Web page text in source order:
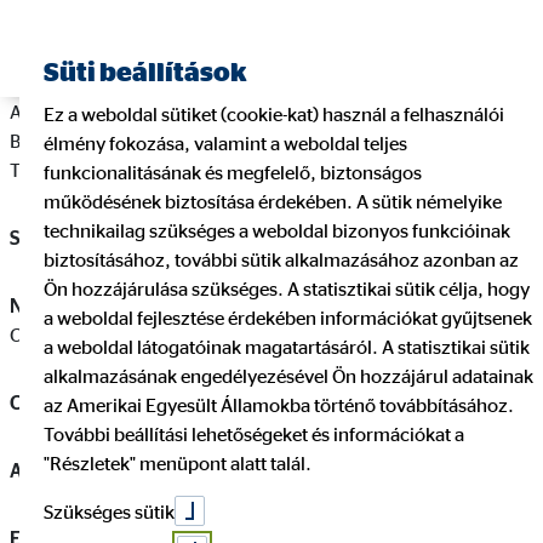
A szolgáltató neve: OVB Vermögensberatung Általános
Biztosítási és Pénzügyi Szolgáltató Korlátolt Felelősségű
Társaság
Székhely:1138 Budapest, Váci út 140.
Nyilvántartásba bejegyző bíróság:
Fővárosi Törvényszék
Cégbírósága
Cégjegyzékszám:01‐09‐724845
Adószám:13231796-2-41
Elérhetőségek:
Süti beállítások
Ez a weboldal sütiket (cookie-kat) használ a felhasználói
élmény fokozása, valamint a weboldal teljes
funkcionalitásának és megfelelő, biztonságos
működésének biztosítása érdekében. A sütik némelyike
technikailag szükséges a weboldal bizonyos funkcióinak
biztosításához, további sütik alkalmazásához azonban az
Ön hozzájárulása szükséges. A statisztikai sütik célja, hogy
a weboldal fejlesztése érdekében információkat gyűjtsenek
a weboldal látogatóinak magatartásáról. A statisztikai sütik
alkalmazásának engedélyezésével Ön hozzájárul adatainak
az Amerikai Egyesült Államokba történő továbbításához.
További beállítási lehetőségeket és információkat a
"Részletek" menüpont alatt talál.
Szükséges sütik